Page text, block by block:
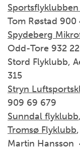
Tom Røstad 900
Spydeberg
Odd-Tore 932
Stord Flyklubb,
315
Stryn
909 69 679
Sunndal flyklubb
Tromsø Flyklubb
Martin Hansson